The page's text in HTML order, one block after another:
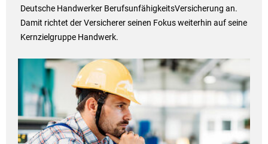
Deutsche Handwerker BerufsunfähigkeitsVersicherung an.
Damit richtet der Versicherer seinen Fokus weiterhin auf seine
Kernzielgruppe Handwerk.